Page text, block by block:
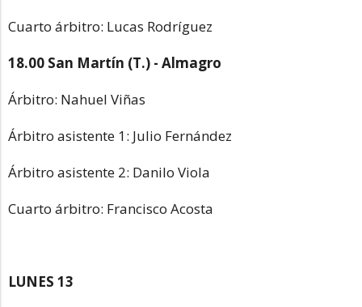
Cuarto árbitro: Lucas Rodríguez
18.00 San Martín (T.) - Almagro
Árbitro: Nahuel Viñas
Árbitro asistente 1: Julio Fernández
Árbitro asistente 2: Danilo Viola
Cuarto árbitro: Francisco Acosta
LUNES 13